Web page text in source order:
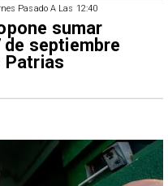
Pasado A Las 12:40
sumar
septiembre
Patrias